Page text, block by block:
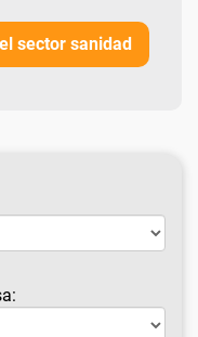
sector sanidad